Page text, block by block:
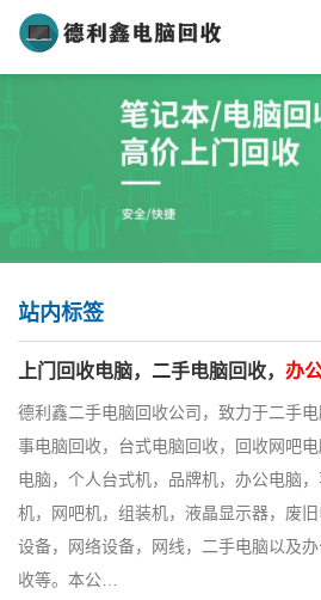
站内标签
上门回收电脑，二手电脑回收， 办
德利鑫二手电脑回收公司，致力于二手
事电脑回收，台式电脑回收，回收网吧
电脑，个人台式机，品牌机，办公电脑
机，网吧机，组装机，液晶显示器，废
设备，网络设备，网线，二手电脑以及
收等。本公…